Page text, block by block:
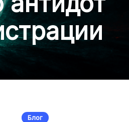
Блог